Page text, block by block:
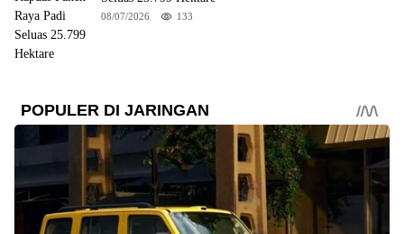
08/07/2026 133